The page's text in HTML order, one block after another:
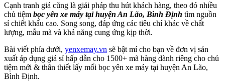
Cạnh tranh giá cũng là giải pháp thu hút khách hàng, theo đó nhiều
chủ tiệm bọc yên xe máy tại huyện An Lão, Bình Định tìm nguồn
sỉ chiết khấu cao. Song song, đáp ứng các tiêu chí khác về chất
lượng, mẫu mã và khả năng cung ứng kịp thời.
Bài viết phía dưới, yenxemay.vn sẽ bật mí cho bạn về đơn vị sản
xuất áp dụng giá sỉ hấp dẫn cho 1500+ mã hàng dành riêng cho chủ
tiệm mới & thân thiết lấy mối bọc yên xe máy tại huyện An Lão,
Bình Định.